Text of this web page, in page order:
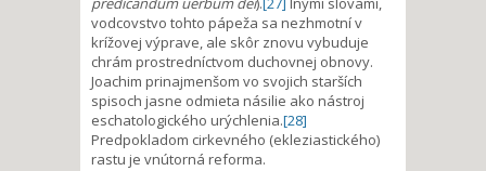
vodcovstvo tohto pápeža sa nezhmotní v
krížovej výprave, ale skôr znovu vybuduje
chrám prostredníctvom duchovnej obnovy.
Joachim prinajmenšom vo svojich starších
spisoch jasne odmieta násilie ako nástroj
eschatologického urýchlenia.[28]
Predpokladom cirkevného (ekleziastického)
rastu je vnútorná reforma.